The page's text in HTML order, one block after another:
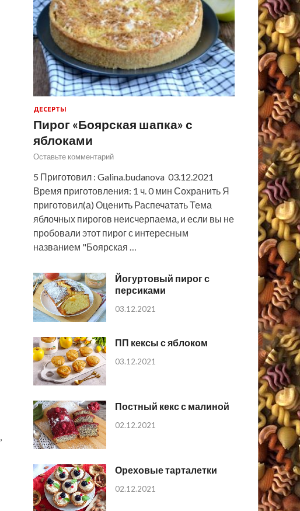
ДЕСЕРТЫ
Пирог «Боярская шапка» с
яблоками
Оставьте комментарий
5 Приготовил : Galina.budanova 03.12.2021
Время приготовления: 1 ч. 0 мин Сохранить Я
приготовил(а) Оценить Распечатать Тема
яблочных пирогов неисчерпаема, и если вы не
пробовали этот пирог с интересным
названием "Боярская …
Йогуртовый пирог с
персиками
03.12.2021
ПП кексы с яблоком
03.12.2021
Постный кекс с малиной
02.12.2021
Ореховые тарталетки
02.12.2021